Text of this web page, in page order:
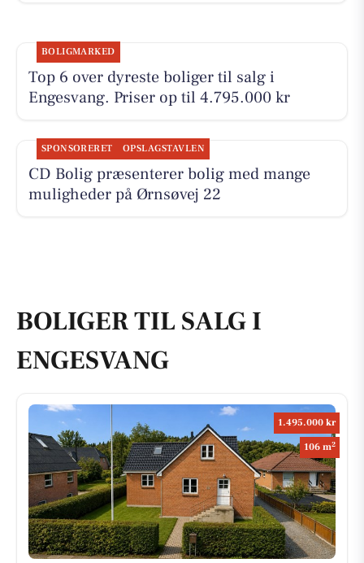
BOLIGMARKED
Top 6 over dyreste boliger til salg i
Engesvang. Priser op til 4.795.000 kr
SPONSORERET OPSLAGSTAVLEN
CD Bolig præsenterer bolig med mange
muligheder på Ørnsøvej 22
BOLIGER TIL SALG I
ENGESVANG
1.495.000 kr
106 m2